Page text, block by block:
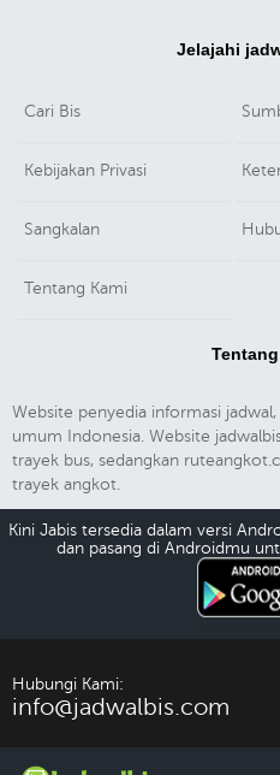
Jelajahi
Cari Bis
Kebijakan Privasi
Sangkalan
Tentang Kami
Website penyedia informasi
umum Indonesia. Website
trayek bus, sedangkan
trayek angkot.
Kini Jabis tersedia dalam versi
dan pasang di Androidmu
Hubungi Kami:
info@jadwalbis.com